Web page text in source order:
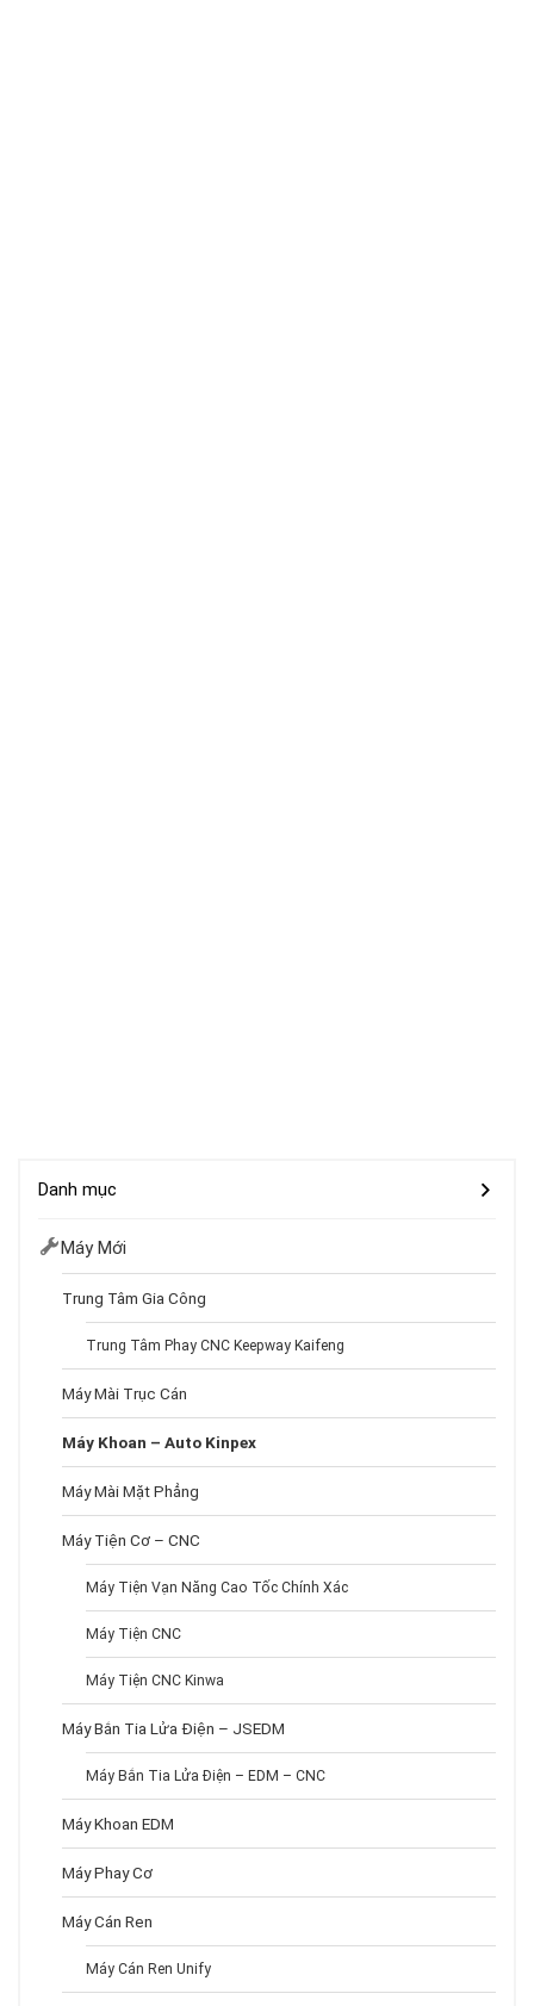
Danh mục
Máy Mới
Trung Tâm Gia Công
Trung Tâm Phay CNC Keepway Kaifeng
Máy Mài Trục Cán
Máy Khoan – Auto Kinpex
Máy Mài Mặt Phẳng
Máy Tiện Cơ – CNC
Máy Tiện Vạn Năng Cao Tốc Chính Xác
Máy Tiện CNC
Máy Tiện CNC Kinwa
Máy Bắn Tia Lửa Điện – JSEDM
Máy Bắn Tia Lửa Điện – EDM – CNC
Máy Khoan EDM
Máy Phay Cơ
Máy Cán Ren
Máy Cán Ren Unify